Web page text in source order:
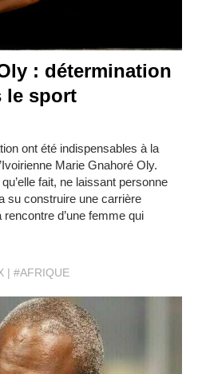
: détermination
le sport
ont été indispensables à la
Marie Gnahoré Oly.
fait, ne laissant personne
su construire une carrière
d’une femme qui
#AFRIQUE